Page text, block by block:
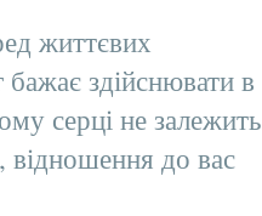
життєвих
бажає здійснювати в
серці не залежить
відношення до вас